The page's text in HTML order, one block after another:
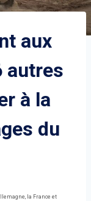
aux
autres
à la
du
la France et